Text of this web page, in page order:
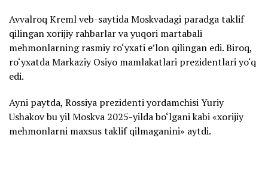
Avvalroq Kreml veb-saytida Moskvadagi paradga taklif
qilingan xorijiy rahbarlar va yuqori martabali
mehmonlarning rasmiy ro‘yxati e’lon qilingan edi. Biroq,
ro‘yxatda Markaziy Osiyo mamlakatlari prezidentlari yo‘q
edi.
Ayni paytda, Rossiya prezidenti yordamchisi Yuriy
Ushakov bu yil Moskva 2025-yilda bo‘lgani kabi «xorijiy
mehmonlarni maxsus taklif qilmaganini» aytdi.